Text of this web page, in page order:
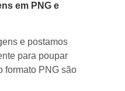
em PNG e
e postamos
para poupar
formato PNG são